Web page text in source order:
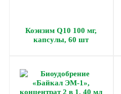
Коэнзим Q10 100 мг,
капсулы, 60 шт